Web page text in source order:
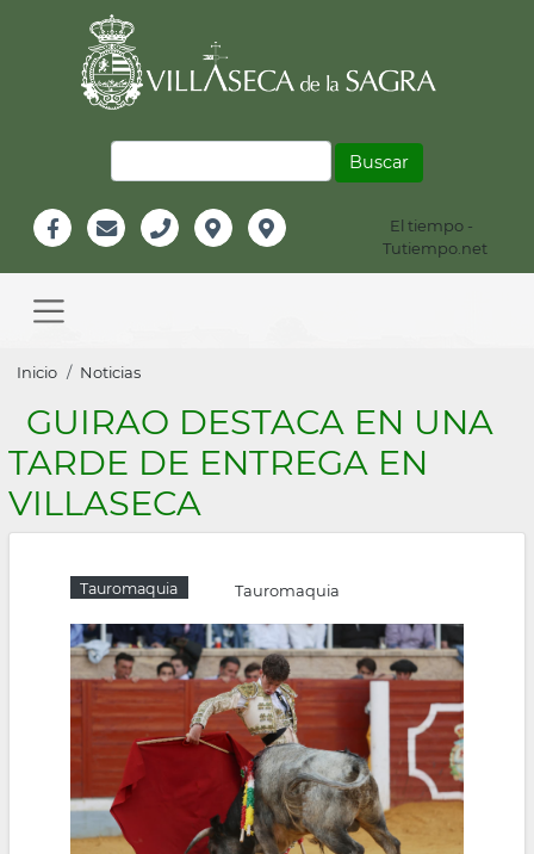
Información
Header
El tiempo -
Tutiempo.net
navigation
Sobrescribir
enlaces
de
ayuda
a
navegación
Inicio Noticias
GUIRAO DESTACA EN UNA
TARDE DE ENTREGA EN
VILLASECA
Tauromaquia Tauromaquia